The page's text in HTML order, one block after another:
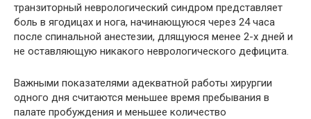
транзиторный неврологический синдром представляет
боль в ягодицах и нога, начинающуюся через 24 часа
после спинальной анестезии, длящуюся менее 2-х дней и
не оставляющую никакого неврологического дефицита.
Важными показателями адекватной работы хирургии
одного дня считаются меньшее время пребывания в
палате пробуждения и меньшее количество